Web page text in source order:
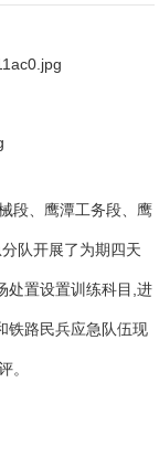
段、鹰潭工务段、鹰
队开展了为期四天
处置设置训练科目,进
铁路民兵应急队伍现
。